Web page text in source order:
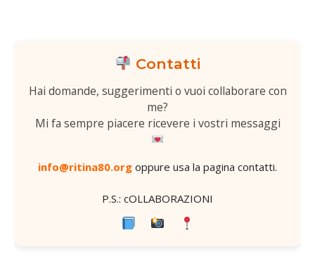
Contatti
Hai domande, suggerimenti o vuoi collaborare con
me?
Mi fa sempre piacere ricevere i vostri messaggi
info@ritina80.org oppure usa la pagina contatti.
P.S.: cOLLABORAZIONI